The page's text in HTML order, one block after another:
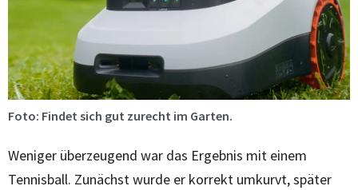
Foto: Findet sich gut zurecht im Garten.
Weniger überzeugend war das Ergebnis mit einem
Tennisball. Zunächst wurde er korrekt umkurvt, später